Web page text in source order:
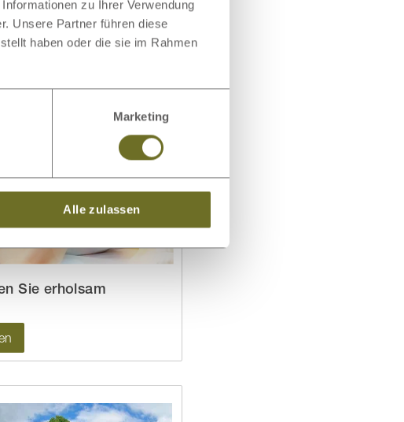
zu Ihrer Verwendung
Unsere Partner führen diese
haben oder die sie im Rahmen
Marketing
Alle zulassen
Nächster →
Sie erholsam